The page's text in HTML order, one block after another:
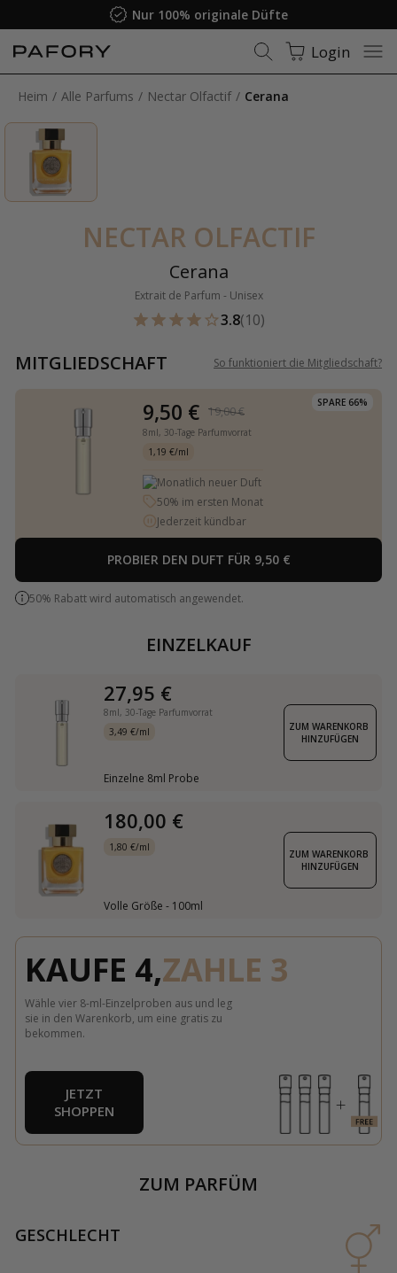
Nur 100% originale Düfte
Login
Heim Alle Parfums Nectar Olfactif Cerana
NECTAR OLFACTIF
Cerana
Extrait de Parfum - Unisex
3.8(10)
MITGLIEDSCHAFT So funktioniert die Mitgliedschaft?
SPARE 66%
9,50 € 19,00 €
8ml, 30-Tage Parfumvorrat
1,19 €/ml
Monatlich neuer Duft
50% im ersten Monat
Jederzeit kündbar
PROBIER DEN DUFT FÜR 9,50 €
50% Rabatt wird automatisch angewendet.
EINZELKAUF
27,95 €
8ml, 30-Tage Parfumvorrat
3,49 €/ml
Einzelne 8ml Probe
ZUM WARENKORB
HINZUFÜGEN
180,00 €
1,80 €/ml
Volle Größe - 100ml
ZUM WARENKORB
HINZUFÜGEN
KAUFE 4,ZAHLE 3
Wähle vier 8-ml-Einzelproben aus und leg
sie in den Warenkorb, um eine gratis zu
bekommen.
JETZT
SHOPPEN
ZUM PARFÜM
GESCHLECHT